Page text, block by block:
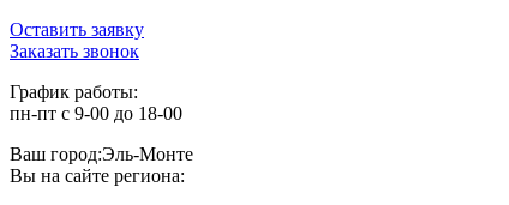
Оставить заявку
Заказать звонок
График работы:
пн-пт с 9-00 до 18-00
Ваш город:Эль-Монте
Вы на сайте региона: